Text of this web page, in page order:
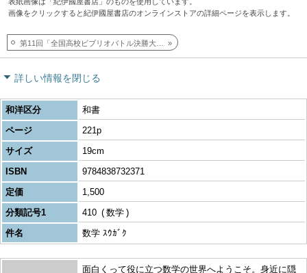
画像をクリックすると紀伊國屋書店のオンラインストアの詳細ページを表示します。
第11回「全国高校ビブリオバトル決勝大会」【No.2457】
詳しい情報を閉じる
和洋区分
和書
ページ
221p
サイズ
19cm
ISBN
9784838732371
定価
1,500
分類記号1
410
数学
件名
数学 ｽｳｶﾞｸ
面白くって役に立つ数学の世界へようこそ。身近に隠